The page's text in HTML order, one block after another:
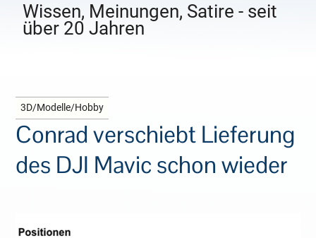
Wissen, Meinungen, Satire - seit
über 20 Jahren
3D/Modelle/Hobby
Conrad verschiebt Lieferung
des DJI Mavic schon wieder